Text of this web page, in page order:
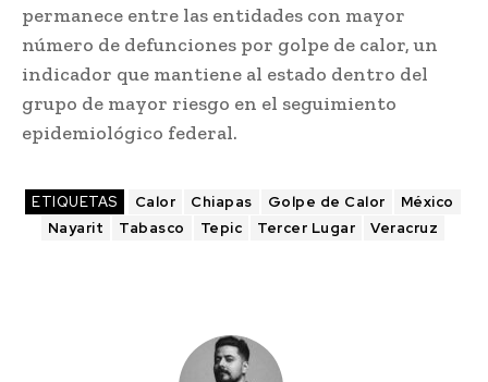
permanece entre las entidades con mayor
número de defunciones por golpe de calor, un
indicador que mantiene al estado dentro del
grupo de mayor riesgo en el seguimiento
epidemiológico federal.
ETIQUETAS Calor Chiapas Golpe de Calor
México
Nayarit
Tabasco Tepic Tercer Lugar Veracruz